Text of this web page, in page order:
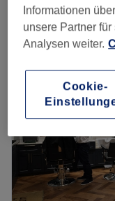
Montag
Dienstag
Donnerstag
Freitag
Samstag
Was macht einen
äußere
dir The Dirty Hairy
Informationen
unsere Partner
Analysen weiter.
Cookie-